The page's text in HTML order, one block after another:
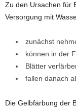
Zu den Ursachen für
Versorgung mit
zunächst
können in der
Blätter
fallen danach
Die Gelbfärbung der